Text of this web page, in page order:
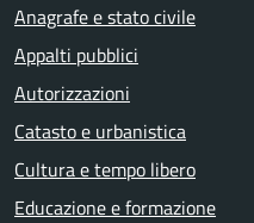
Anagrafe e stato civile
Appalti pubblici
Autorizzazioni
Catasto e urbanistica
Cultura e tempo libero
Educazione e formazione